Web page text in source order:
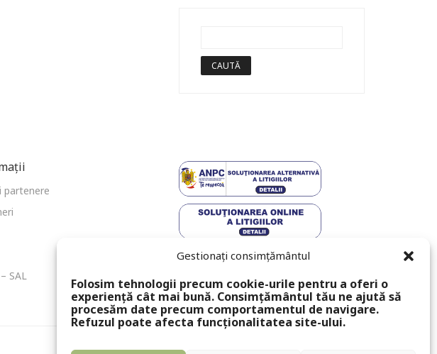
Gestionați consimțământul
Folosim tehnologii precum cookie-urile pentru a oferi o
experiență cât mai bună. Consimțământul tău ne ajută să
procesăm date precum comportamentul de navigare.
Refuzul poate afecta funcționalitatea site-ului.
partenere
SAL